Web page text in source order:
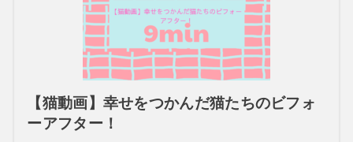
【猫動画】幸せをつかんだ猫たちのビフォ
ーアフター！